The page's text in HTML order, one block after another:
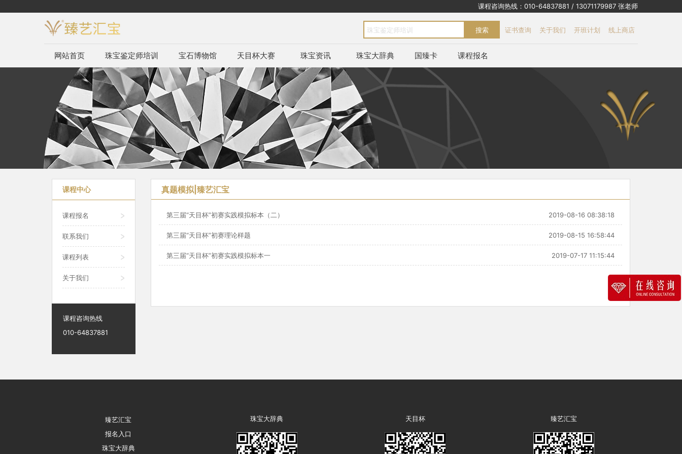
课程咨询热线：010-64837881 / 13071179987 张老师
搜索 证书查询 关于我们 开班计划 线上商店
网站首页 珠宝鉴定师培训 宝石博物馆 天目杯大赛 珠宝资讯 珠宝大辞典 国臻卡 课程报名
课程中心
课程报名
联系我们
课程列表
关于我们
课程咨询热线
010-64837881
真题模拟|臻艺汇宝
第三届“天目杯”初赛实践模拟标本（二） 2019-08-16 08:38:18
第三届“天目杯”初赛理论样题 2019-08-15 16:58:44
第三届“天目杯”初赛实践模拟标本一 2019-07-17 11:15:44
臻艺汇宝
报名入口
珠宝大辞典
珠宝大辞典 天目杯 臻艺汇宝